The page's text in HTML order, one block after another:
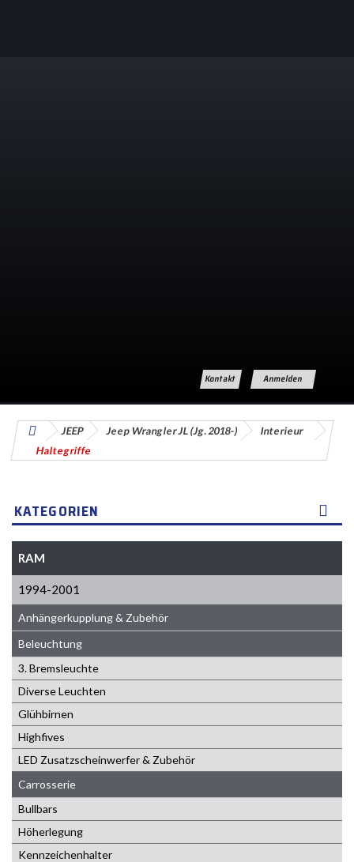
Anmelden
Kontakt
JEEP Jeep Wrangler JL (Jg. 2018-)
Interieur
Haltegriffe
KATEGORIEN
RAM
1994-2001
Anhängerkupplung & Zubehör
Beleuchtung
3. Bremsleuchte
Diverse Leuchten
Glühbirnen
Highfives
LED Zusatzscheinwerfer & Zubehör
Carrosserie
Bullbars
Höherlegung
Kennzeichenhalter